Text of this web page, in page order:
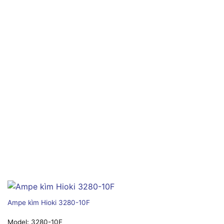
Ampe kìm Hioki 3280-10F
Model: 3280-10F